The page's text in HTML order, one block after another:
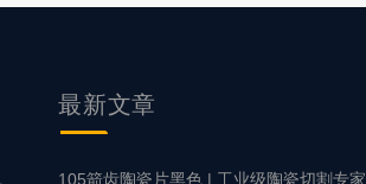
最新文章
105箭齿陶瓷片黑色 | 工业级陶瓷切割专家